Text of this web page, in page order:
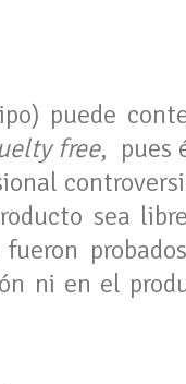
puede
free, pues
sea
ni en el